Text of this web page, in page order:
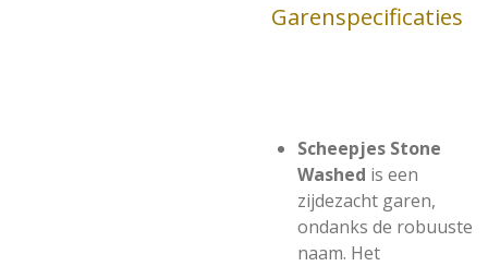
Garenspecificaties
Scheepjes Stone
Washed is een
zijdezacht garen,
ondanks de robuuste
naam. Het